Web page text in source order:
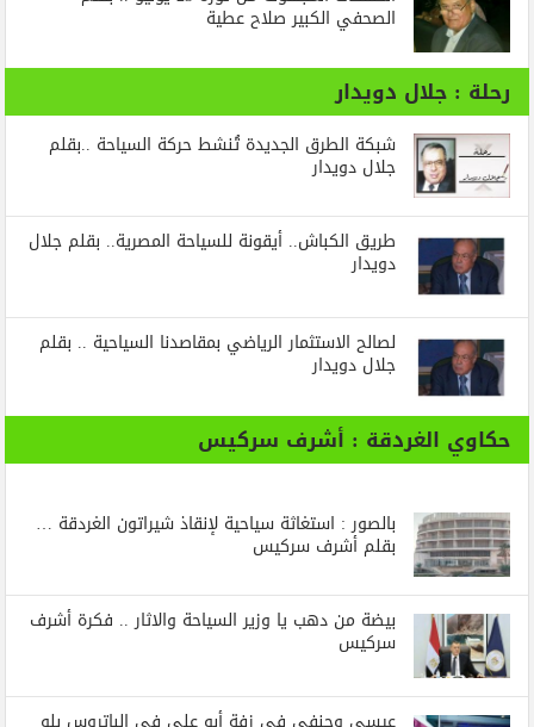
الصحفي الكبير صلاح عطية
رحلة : جلال دويدار
شبكة الطرق الجديدة تُنشط حركة السياحة ..بقلم
جلال دويدار
طريق الكباش.. أيقونة للسياحة المصرية.. بقلم جلال
دويدار
لصالح الاستثمار الرياضي بمقاصدنا السياحية .. بقلم
جلال دويدار
حكاوي الغردقة : أشرف سركيس
بالصور : استغاثة سياحية لإنقاذ شيراتون الغردقة …
بقلم أشرف سركيس
بيضة من دهب يا وزير السياحة والاثار .. فكرة أشرف
سركيس